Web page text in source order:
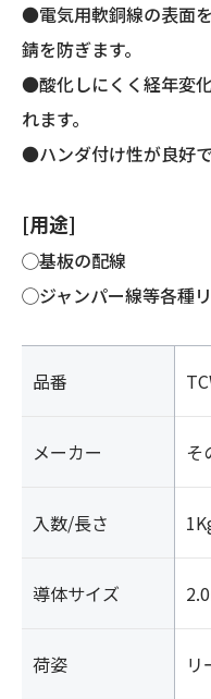
●電気用軟銅線の表面
錆を防ぎます。
●酸化しにくく経年変
れます。
●ハンダ付け性が良好で
[用途]
◯基板の配線
◯ジャンパー線等各種
品番
メーカー そ
入数/長さ
導体サイズ
荷姿 リ